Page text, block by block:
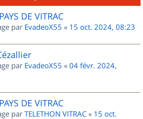
DE VITRAC
par EvadeoX55 « 15 oct. 2024, 08:23
par EvadeoX55 « 04 févr. 2024,
DE VITRAC
par TELETHON VITRAC « 15 oct.